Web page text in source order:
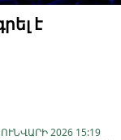
է
2026 15:19